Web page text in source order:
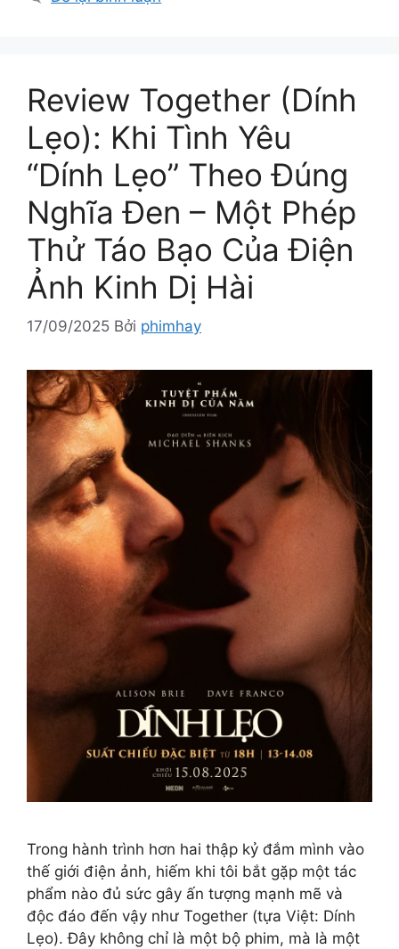
Review Together (Dính
Lẹo): Khi Tình Yêu
“Dính Lẹo” Theo Đúng
Nghĩa Đen – Một Phép
Thử Táo Bạo Của Điện
Ảnh Kinh Dị Hài
17/09/2025 Bởi phimhay
Trong hành trình hơn hai thập kỷ đắm mình vào
thế giới điện ảnh, hiếm khi tôi bắt gặp một tác
phẩm nào đủ sức gây ấn tượng mạnh mẽ và
độc đáo đến vậy như Together (tựa Việt: Dính
Lẹo). Đây không chỉ là một bộ phim, mà là một